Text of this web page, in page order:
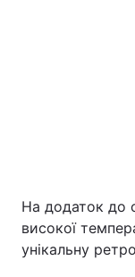
На додаток до
високої
унікальну